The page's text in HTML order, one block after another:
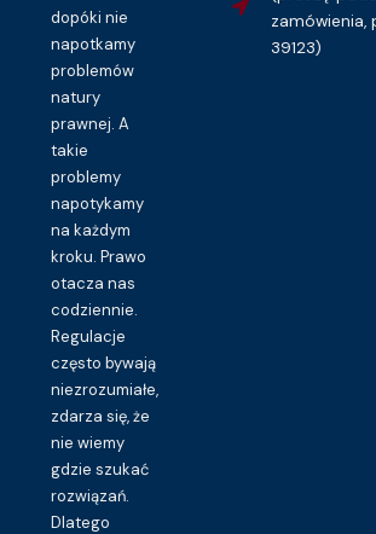
dopóki nie
napotkamy
problemów
natury
prawnej. A
takie
problemy
napotykamy
na każdym
kroku. Prawo
otacza nas
codziennie.
Regulacje
często bywają
niezrozumiałe,
zdarza się, że
nie wiemy
gdzie szukać
rozwiązań.
Dlatego
zamówienia,
39123)